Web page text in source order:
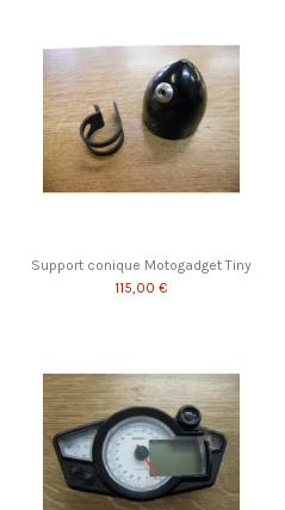
Support conique Motogadget Tiny
115,00 €